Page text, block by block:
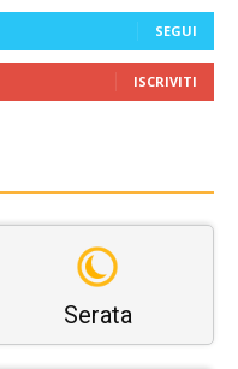
SEGUI
ISCRIVITI
Serata